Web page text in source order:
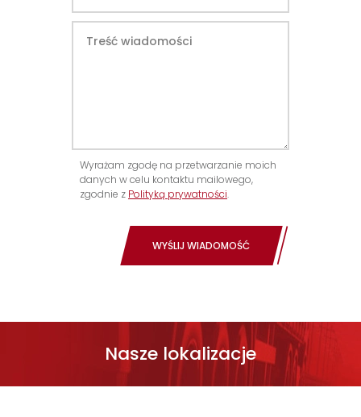
Wyrażam zgodę na przetwarzanie moich
danych w celu kontaktu mailowego,
zgodnie z Polityką prywatności.
WYŚLIJ WIADOMOŚĆ
Nasze lokalizacje